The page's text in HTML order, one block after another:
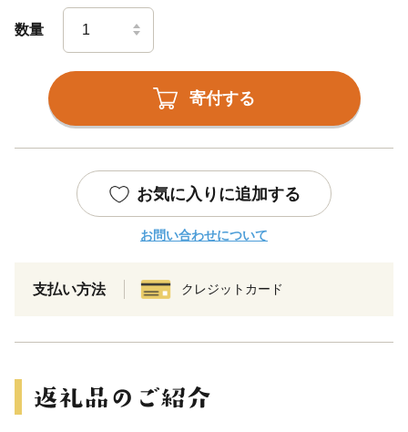
数量
寄付する
お気に入りに追加する
お問い合わせについて
支払い方法 クレジットカード